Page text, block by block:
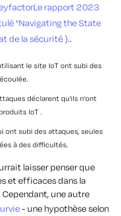
rapport 2023
"Navigating the State
de la sécurité )..
le site IoT ont subi des
déclarent qu'ils n'ont
IoT .
ont subi des attaques, seules
à des difficultés.
laisser penser que
et efficaces dans la
Cependant, une autre
- une hypothèse selon